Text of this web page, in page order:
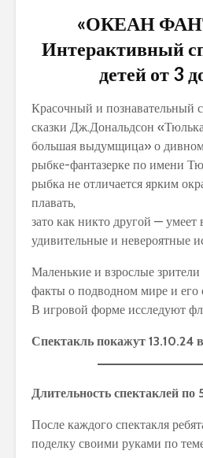
«ОКЕАН
Интерактивный
детей от 3
Красочный и познавательный
сказки Дж.Дональдсон
большая выдумщица» о
рыбке-фантазерке по имени
рыбка не отличается ярким
плавать,
зато как никто другой —
удивительные и невероятные
Маленькие и взрослые
факты о подводном мире и его
В игровой форме исследуют
Спектакль покажут 13.10.24
Длительность спектаклей по
После каждого спектакля
поделку своими руками по